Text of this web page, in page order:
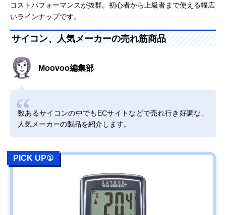
コストパフォーマンスが抜群。初心者から上級者まで使える幅広
いラインナップです。
サイコン、人気メーカーの売れ筋商品
Moovoo編集部
数あるサイコンの中でもECサイトなどで売れ行き好調な、
人気メーカーの製品を紹介します。
PICK UP①